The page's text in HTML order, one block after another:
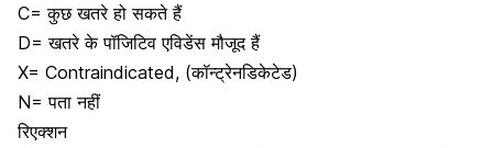
C= कुछ खतरे हो सकते हैं
D= खतरे के पॉजिटिव एविडेंस मौजूद हैं
X= Contraindicated, (कॉन्ट्रेनडिकेटेड)
N= पता नहीं
रिएक्शन